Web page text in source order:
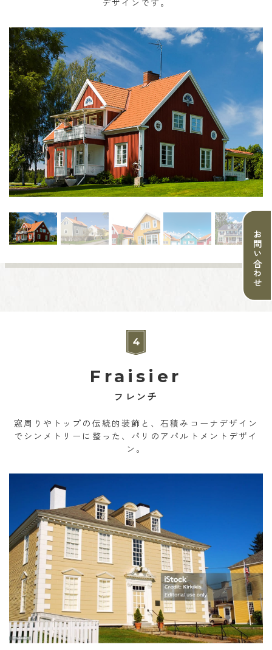
お問い合わせ
デザインです。
Fraisier
フレンチ
窓周りやトップの伝統的装飾と、石積みコーナデザイン
でシンメトリーに整った、パリのアパルトメントデザイ
ン。